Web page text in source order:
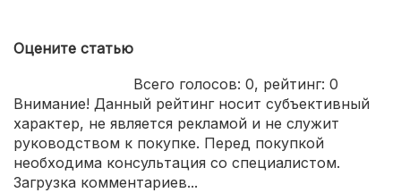
Оцените статью
Всего голосов: 0, рейтинг: 0
Внимание! Данный рейтинг носит субъективный
характер, не является рекламой и не служит
руководством к покупке. Перед покупкой
необходима консультация со специалистом.
Загрузка комментариев...